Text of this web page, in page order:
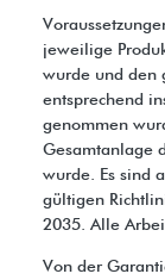
jeweilige
wurde und den
entsprechend
genommen
Gesamtanlage
wurde. Es sind
gültigen
2035. Alle
Von der